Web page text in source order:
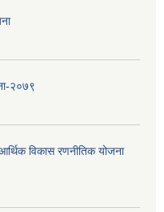
२०७९
विकास रणनीतिक योजना